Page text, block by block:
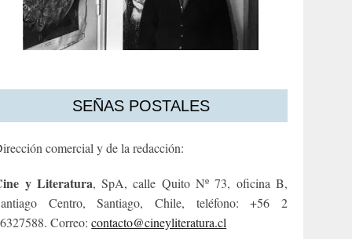
SEÑAS POSTALES
comercial y de la redacción:
y Literatura, SpA, calle Quito Nº 73, oficina B,
Centro, Santiago, Chile, teléfono: +56 2
Correo:contacto@cineyliteratura.cl